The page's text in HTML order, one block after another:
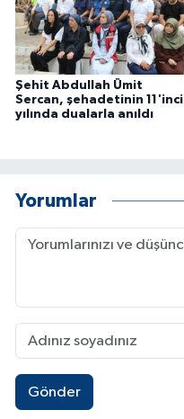
Şehit Abdullah Ümit
Sercan, şehadetinin 11'inci
yılında dualarla anıldı
Yorumlar
Gönder